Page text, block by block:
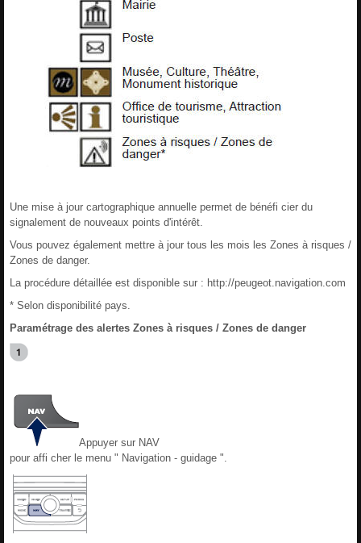
Une mise à jour cartographique annuelle permet de bénéfi cier du
signalement de nouveaux points d'intérêt.
Vous pouvez également mettre à jour tous les mois les Zones à risques /
Zones de danger.
La procédure détaillée est disponible sur : http://peugeot.navigation.com
* Selon disponibilité pays.
Paramétrage des alertes Zones à risques / Zones de danger
Appuyer sur NAV
pour affi cher le menu " Navigation - guidage ".